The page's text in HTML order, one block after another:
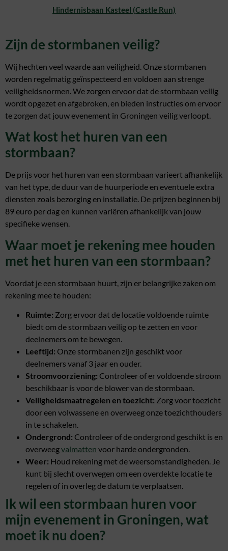
Hindernisbaan Kasteel (Castle Run)
Zijn de stormbanen veilig?
Wij hechten veel waarde aan veiligheid. Onze stormbanen
worden regelmatig geïnspecteerd en voldoen aan strenge
veiligheidsnormen. We zorgen ervoor dat de stormbaan veilig
wordt opgezet en afgebroken, en bieden instructies om ervoor
te zorgen dat jouw evenement in Groningen veilig verloopt.
Wat kost het huren van een
stormbaan?
De prijs voor het huren van een stormbaan varieert afhankelijk
van het type, de duur van de huurperiode en eventuele extra
diensten zoals bezorging en installatie. De prijzen beginnen bij
89 euro per dag en kunnen variëren afhankelijk van jouw
specifieke wensen.
Waar moet je rekening mee houden
met het huren van een stormbaan?
Voordat je een stormbaan huurt, zijn er belangrijke zaken om
rekening mee te houden:
Ruimte: Zorg ervoor dat de locatie voldoende ruimte
biedt om de stormbaan veilig op te zetten en voor
deelnemers om te bewegen.
Leeftijd: Onze stormbanen zijn geschikt voor
deelnemers vanaf 3 jaar en ouder.
Stroomvoorziening: Controleer of er voldoende stroom
beschikbaar is voor de blower van de stormbaan.
Veiligheidsmaatregelen en toezicht: Zorg voor toezicht
door een volwassene en overweeg onze toezichthouders
in te schakelen.
Ondergrond: Controleer of de ondergrond geschikt is en
overweegvalmatten voor harde ondergronden.
Weer: Houd rekening met de weersomstandigheden. Je
kunt bij slecht overwegen om een overdekte locatie te
regelen of in overleg de datum te verplaatsen.
Ik wil een stormbaan huren voor
mijn evenement in Groningen, wat
moet ik nu doen?